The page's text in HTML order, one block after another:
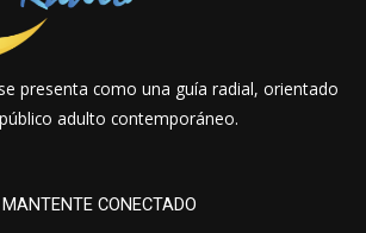
presenta como una guía radial, orientado
adulto contemporáneo.
MANTENTE CONECTADO